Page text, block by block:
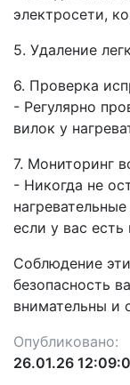
электросети,
5. Удаление
6. Проверка
- Регулярно
вилок у
7. Мониторинг
- Никогда не
если у вас
Соблюдение
безопасность
внимательны и
Опубликовано:
26.01.26